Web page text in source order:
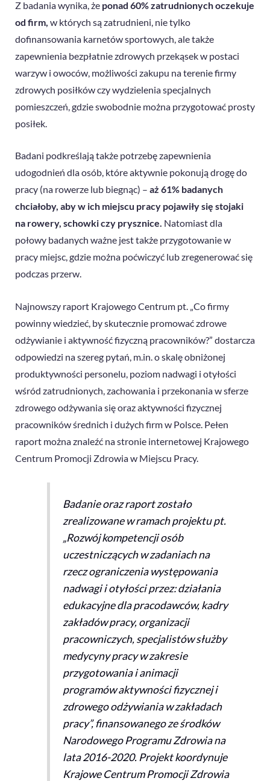
Z badania wynika, że ponad 60% zatrudnionych oczekuje
od firm, w których są zatrudnieni, nie tylko
dofinansowania karnetów sportowych, ale także
zapewnienia bezpłatnie zdrowych przekąsek w postaci
warzyw i owoców, możliwości zakupu na terenie firmy
zdrowych posiłków czy wydzielenia specjalnych
pomieszczeń, gdzie swobodnie można przygotować prosty
posiłek.
Badani podkreślają także potrzebę zapewnienia
udogodnień dla osób, które aktywnie pokonują drogę do
pracy (na rowerze lub biegnąc) – aż 61% badanych
chciałoby, aby w ich miejscu pracy pojawiły się stojaki
na rowery, schowki czy prysznice. Natomiast dla
połowy badanych ważne jest także przygotowanie w
pracy miejsc, gdzie można poćwiczyć lub zregenerować się
podczas przerw.
Najnowszy raport Krajowego Centrum pt. „Co firmy
powinny wiedzieć, by skutecznie promować zdrowe
odżywianie i aktywność fizyczną pracowników?” dostarcza
odpowiedzi na szereg pytań, m.in. o skalę obniżonej
produktywności personelu, poziom nadwagi i otyłości
wśród zatrudnionych, zachowania i przekonania w sferze
zdrowego odżywania się oraz aktywności fizycznej
pracowników średnich i dużych firm w Polsce. Pełen
raport można znaleźć na stronie internetowej Krajowego
Centrum Promocji Zdrowia w Miejscu Pracy.
Badanie oraz raport zostało
zrealizowane w ramach projektu pt.
„Rozwój kompetencji osób
uczestniczących w zadaniach na
rzecz ograniczenia występowania
nadwagi i otyłości przez: działania
edukacyjne dla pracodawców, kadry
zakładów pracy, organizacji
pracowniczych, specjalistów służby
medycyny pracy w zakresie
przygotowania i animacji
programów aktywności fizycznej i
zdrowego odżywiania w zakładach
pracy”, finansowanego ze środków
Narodowego Programu Zdrowia na
lata 2016-2020. Projekt koordynuje
Krajowe Centrum Promocji Zdrowia